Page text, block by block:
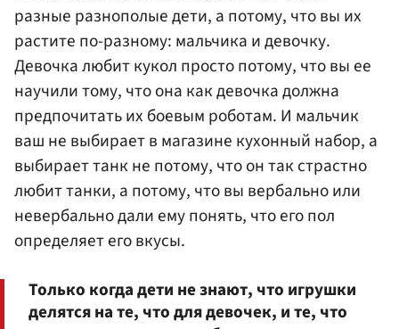
разные разнополые дети, а потому, что вы их
растите по-разному: мальчика и девочку.
Девочка любит кукол просто потому, что вы ее
научили тому, что она как девочка должна
предпочитать их боевым роботам. И мальчик
ваш не выбирает в магазине кухонный набор, а
выбирает танк не потому, что он так страстно
любит танки, а потому, что вы вербально или
невербально дали ему понять, что его пол
определяет его вкусы.
Только когда дети не знают, что игрушки
делятся на те, что для девочек, и те, что